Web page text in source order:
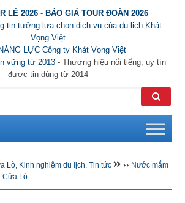
LẺ 2026 - BÁO GIÁ TOUR ĐOÀN 2026
tin tưởng lựa chọn dịch vụ của du lịch Khát
Vọng Việt
LỰC Công ty Khát Vọng Việt
vững từ 2013- Thương hiệu nổi tiếng, uy tín
được tin dùng từ 2014
Lò, Kinh nghiệm du lịch,Tin tức ›› Nước mắm
Cửa Lò